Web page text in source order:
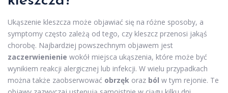
Ukąszenie kleszcza może objawiać się na różne sposoby, a
symptomy często zależą od tego, czy kleszcz przenosi jakąś
chorobę. Najbardziej powszechnym objawem jest
zaczerwienienie wokół miejsca ukąszenia, które może być
wynikiem reakcji alergicznej lub infekcji. W wielu przypadkach
można także zaobserwować obrzęk oraz ból w tym rejonie. Te